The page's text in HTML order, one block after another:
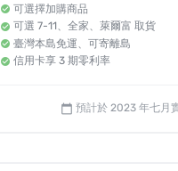
可選擇加購商品
可選 7-11、全家、萊爾富 取貨
臺灣本島免運、可寄離島
信用卡享 3 期零利率
calendar_today 預計於 2023 年七月